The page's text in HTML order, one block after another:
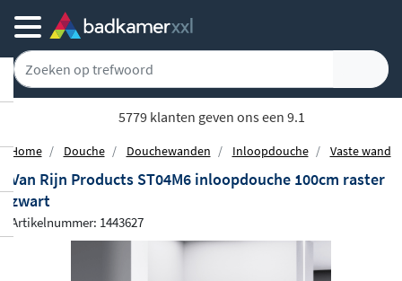
5779 klanten geven ons een 9.1
Home Douche Douchewanden Inloopdouche Vaste wand
Van Rijn Products ST04M6 inloopdouche 100cm raster
zwart
Artikelnummer: 1443627